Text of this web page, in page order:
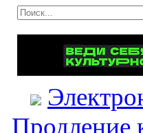
Продление